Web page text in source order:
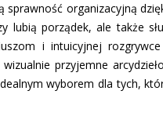
organizacyjną
lubią porządek, ale także
i intuicyjnej
przyjemne
wyborem dla tych,